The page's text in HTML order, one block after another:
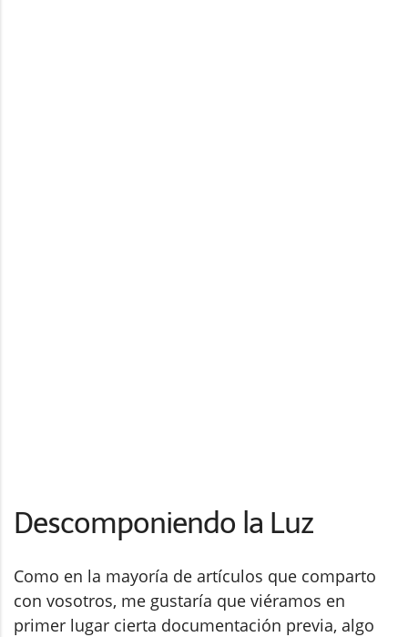
Descomponiendo la Luz
Como en la mayoría de artículos que comparto
con vosotros, me gustaría que viéramos en
primer lugar cierta documentación previa, algo